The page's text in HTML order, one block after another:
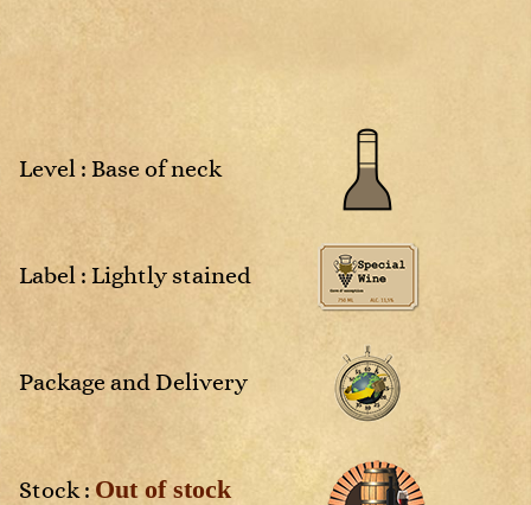
Rosé
2025
Level : Base of neck
Label : Lightly stained
Package and Delivery
Stock : Out of stock